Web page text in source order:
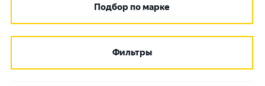
Подбор по марке
Фильтры